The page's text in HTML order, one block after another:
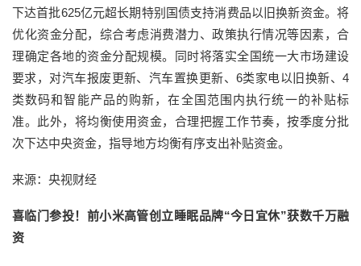
下达首批625亿元超长期特别国债支持消费品以旧换新资金。将
优化资金分配，综合考虑消费潜力、政策执行情况等因素，合
理确定各地的资金分配规模。同时将落实全国统一大市场建设
要求，对汽车报废更新、汽车置换更新、6类家电以旧换新、4
类数码和智能产品的购新，在全国范围内执行统一的补贴标
准。此外，将均衡使用资金，合理把握工作节奏，按季度分批
次下达中央资金，指导地方均衡有序支出补贴资金。
来源：央视财经
喜临门参投！前小米高管创立睡眠品牌“今日宜休”获数千万融
资